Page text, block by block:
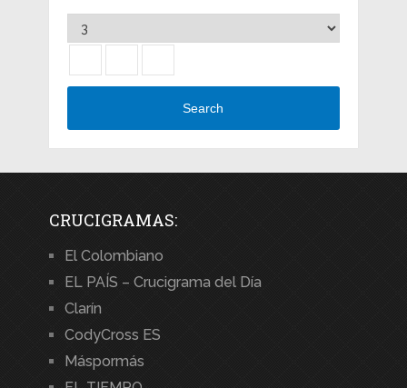
Search
CRUCIGRAMAS:
El Colombiano
EL PAÍS – Crucigrama del Día
Clarín
CodyCross ES
Máspormás